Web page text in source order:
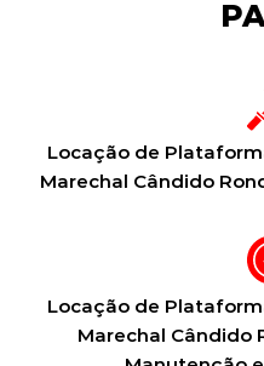
Locação de
Marechal Cândido
Locação de
Marechal Cândido